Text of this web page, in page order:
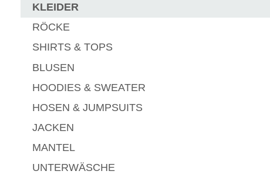
KLEIDER
RÖCKE
SHIRTS & TOPS
BLUSEN
HOODIES & SWEATER
HOSEN & JUMPSUITS
JACKEN
MANTEL
UNTERWÄSCHE